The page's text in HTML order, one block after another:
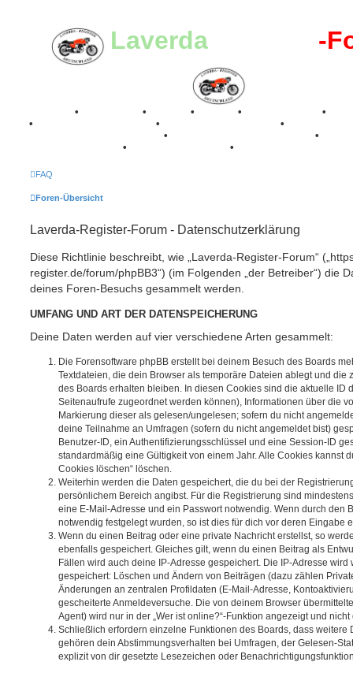
Laverda-Register -
• • • • •
•
•
•
•
•
• •
FAQ
Foren-Übersicht
Laverda-Register-Forum - Datenschutzerklärung
Diese Richtlinie beschreibt, wie „Laverda-Register-Forum“
register.de/forum/phpBB3“) (im Folgenden „der Betreiber“) die
deines Foren-Besuchs gesammelt werden.
UMFANG UND ART DER DATENSPEICHERUNG
Deine Daten werden auf vier verschiedene Arten gesammelt:
Die Forensoftware phpBB erstellt bei deinem Besuch des Boards
Textdateien, die dein Browser als temporäre Dateien ablegt und die
des Boards erhalten bleiben. In diesen Cookies sind die aktuelle ID
Seitenaufrufe zugeordnet werden können), Informationen über die
Markierung dieser als gelesen/ungelesen; sofern du nicht
deine Teilnahme an Umfragen (sofern du nicht angemeldet bist)
Benutzer-ID, ein Authentifizierungsschlüssel und eine Session-ID
standardmäßig eine Gültigkeit von einem Jahr. Alle Cookies kannst
Cookies löschen“ löschen.
Weiterhin werden die Daten gespeichert, die du bei der
persönlichem Bereich angibst. Für die Registrierung sind
eine E-Mail-Adresse und ein Passwort notwendig. Wenn durch den
notwendig festgelegt wurden, so ist dies für dich vor deren Eingabe
Wenn du einen Beitrag oder eine private Nachricht erstellst, so
ebenfalls gespeichert. Gleiches gilt, wenn du einen Beitrag als
Fällen wird auch deine IP-Adresse gespeichert. Die IP-Adresse
gespeichert: Löschen und Ändern von Beiträgen (dazu zählen
Änderungen an zentralen Profildaten (E-Mail-Adresse,
gescheiterte Anmeldeversuche. Die von deinem Browser
Agent) wird nur in der „Wer ist online?“-Funktion angezeigt und
Schließlich erfordern einzelne Funktionen des Boards, dass weitere
gehören dein Abstimmungsverhalten bei Umfragen, der Gelesen-
explizit von dir gesetzte Lesezeichen oder